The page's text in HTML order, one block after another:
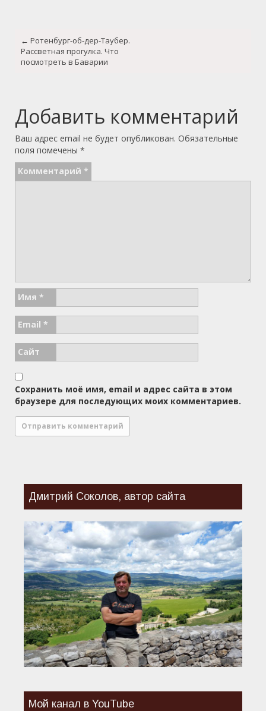
Post
navigation
← Ротенбург-об-дер-Таубер.
Рассветная прогулка. Что
посмотреть в Баварии
Добавить комментарий
Ваш адрес email не будет опубликован. Обязательные
поля помечены *
Комментарий *
Имя *
Email *
Сайт
Сохранить моё имя, email и адрес сайта в этом
браузере для последующих моих комментариев.
Дмитрий Соколов, автор сайта
Мой канал в YouTube